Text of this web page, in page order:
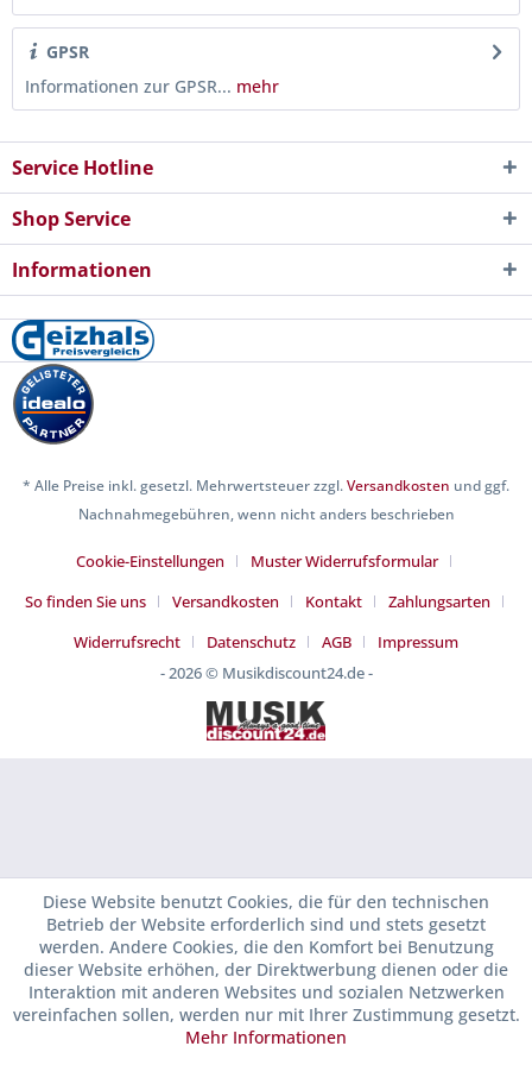
GPSR
Informationen zur GPSR... mehr
Service Hotline
Shop Service
Informationen
* Alle Preise inkl. gesetzl. Mehrwertsteuer zzgl.Versandkosten und ggf.
Nachnahmegebühren, wenn nicht anders beschrieben
Cookie-Einstellungen
Muster Widerrufsformular
So finden Sie uns
Versandkosten Kontakt
Zahlungsarten
Widerrufsrecht
Datenschutz AGB
Impressum
- 2026 © Musikdiscount24.de -
Diese Website benutzt Cookies, die für den technischen
Betrieb der Website erforderlich sind und stets gesetzt
werden. Andere Cookies, die den Komfort bei Benutzung
dieser Website erhöhen, der Direktwerbung dienen oder die
Interaktion mit anderen Websites und sozialen Netzwerken
vereinfachen sollen, werden nur mit Ihrer Zustimmung gesetzt.
Mehr Informationen